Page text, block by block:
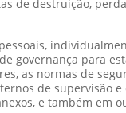
de destruição,
governança para
as normas de
de supervisão
e também em